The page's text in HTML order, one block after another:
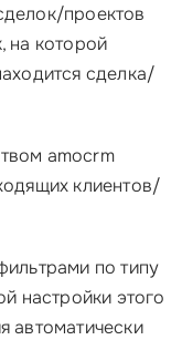
проектов
на которой
сделка/
amocrm
клиентов/
по типу
настройки этого
автоматически